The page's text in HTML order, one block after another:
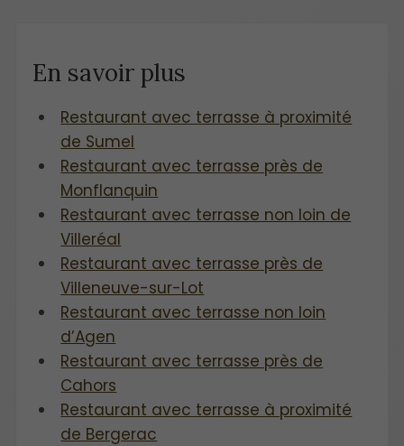
En savoir plus
Restaurant avec terrasse à proximité
de Sumel
Restaurant avec terrasse près de
Monflanquin
Restaurant avec terrasse non loin de
Villeréal
Restaurant avec terrasse près de
Villeneuve-sur-Lot
Restaurant avec terrasse non loin
d’Agen
Restaurant avec terrasse près de
Cahors
Restaurant avec terrasse à proximité
de Bergerac